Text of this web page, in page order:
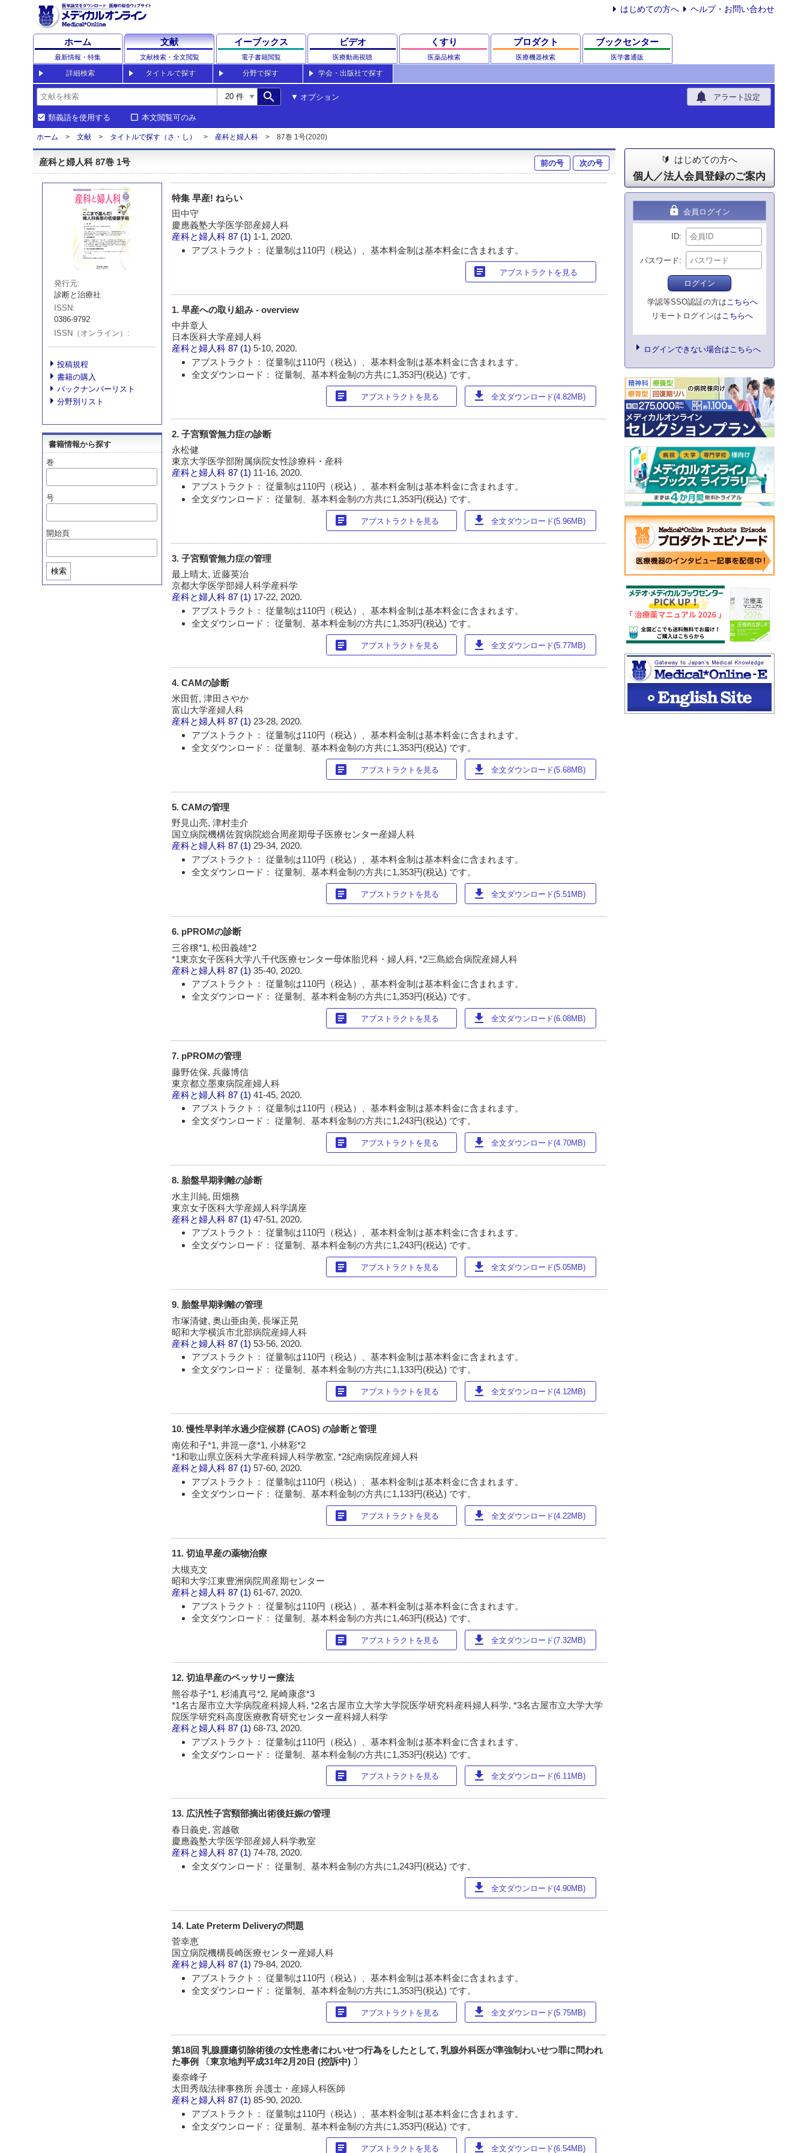
はじめての方へ ヘルプ・お問い合わせ
ホーム
最新情報・特集
文献
文献検索・全文閲覧
イーブックス
電子書籍閲覧
ビデオ
医療動画視聴
くすり
医薬品検索
プロダクト
医療機器検索
ブックセンター
医学書通販
詳細検索 タイトルで探す 分野で探す 学会・出版社で探す
search オプション notifications アラート設定
類義語を使用する 本文閲覧可のみ
ホーム 文献 タイトルで探す（さ・し） 産科と婦人科 87巻 1号(2020)
産科と婦人科 87巻 1号 前の号 次の号
発行元
診断と治療社
ISSN
0386-9792
ISSN（オンライン）
投稿規程
書籍の購入
バックナンバーリスト
分野別リスト
書籍情報から探す
巻
号
開始頁
検索
特集 早産! ねらい
田中守
慶應義塾大学医学部産婦人科
産科と婦人科 87 (1) 1-1, 2020.
アブストラクト： 従量制は110円（税込）、基本料金制は基本料金に含まれます。
article アブストラクトを見る
1. 早産への取り組み - overview
中井章人
日本医科大学産婦人科
産科と婦人科 87 (1)5-10, 2020.
アブストラクト： 従量制は110円（税込）、基本料金制は基本料金に含まれます。
全文ダウンロード： 従量制、基本料金制の方共に1,353円(税込) です。
article アブストラクトを見る download 全文ダウンロード(4.82MB)
2. 子宮頸管無力症の診断
永松健
東京大学医学部附属病院女性診療科・産科
産科と婦人科 87 (1) 11-16, 2020.
アブストラクト： 従量制は110円（税込）、基本料金制は基本料金に含まれます。
全文ダウンロード： 従量制、基本料金制の方共に1,353円(税込) です。
article アブストラクトを見る download 全文ダウンロード(5.96MB)
3. 子宮頸管無力症の管理
最上晴太, 近藤英治
京都大学医学部婦人科学産科学
産科と婦人科 87 (1) 17-22, 2020.
アブストラクト： 従量制は110円（税込）、基本料金制は基本料金に含まれます。
全文ダウンロード： 従量制、基本料金制の方共に1,353円(税込) です。
article アブストラクトを見る download 全文ダウンロード(5.77MB)
4. CAMの診断
米田哲, 津田さやか
富山大学産婦人科
産科と婦人科 87 (1) 23-28, 2020.
アブストラクト： 従量制は110円（税込）、基本料金制は基本料金に含まれます。
全文ダウンロード： 従量制、基本料金制の方共に1,353円(税込) です。
article アブストラクトを見る download 全文ダウンロード(5.68MB)
5. CAMの管理
野見山亮, 津村圭介
国立病院機構佐賀病院総合周産期母子医療センター産婦人科
産科と婦人科 87 (1)29-34, 2020.
アブストラクト： 従量制は110円（税込）、基本料金制は基本料金に含まれます。
全文ダウンロード： 従量制、基本料金制の方共に1,353円(税込) です。
article アブストラクトを見る download 全文ダウンロード(5.51MB)
6. pPROMの診断
三谷穣*1, 松田義雄*2
*1東京女子医科大学八千代医療センター母体胎児科・婦人科, *2三島総合病院産婦人科
産科と婦人科 87 (1)35-40, 2020.
アブストラクト： 従量制は110円（税込）、基本料金制は基本料金に含まれます。
全文ダウンロード： 従量制、基本料金制の方共に1,353円(税込) です。
article アブストラクトを見る download 全文ダウンロード(6.08MB)
7. pPROMの管理
藤野佐保, 兵藤博信
東京都立墨東病院産婦人科
産科と婦人科 87 (1)41-45, 2020.
アブストラクト： 従量制は110円（税込）、基本料金制は基本料金に含まれます。
全文ダウンロード： 従量制、基本料金制の方共に1,243円(税込) です。
article アブストラクトを見る download 全文ダウンロード(4.70MB)
8. 胎盤早期剥離の診断
水主川純, 田畑務
東京女子医科大学産婦人科学講座
産科と婦人科 87 (1)47-51, 2020.
アブストラクト： 従量制は110円（税込）、基本料金制は基本料金に含まれます。
全文ダウンロード： 従量制、基本料金制の方共に1,243円(税込) です。
article アブストラクトを見る download 全文ダウンロード(5.05MB)
9. 胎盤早期剥離の管理
市塚清健, 奥山亜由美, 長塚正晃
昭和大学横浜市北部病院産婦人科
産科と婦人科 87 (1)53-56, 2020.
アブストラクト： 従量制は110円（税込）、基本料金制は基本料金に含まれます。
全文ダウンロード： 従量制、基本料金制の方共に1,133円(税込) です。
article アブストラクトを見る download 全文ダウンロード(4.12MB)
10. 慢性早剥羊水過少症候群 (CAOS) の診断と管理
南佐和子*1, 井箟一彦*1, 小林彩*2
*1和歌山県立医科大学産科婦人科学教室, *2紀南病院産婦人科
産科と婦人科 87 (1)57-60, 2020.
アブストラクト： 従量制は110円（税込）、基本料金制は基本料金に含まれます。
全文ダウンロード： 従量制、基本料金制の方共に1,133円(税込) です。
article アブストラクトを見る download 全文ダウンロード(4.22MB)
11. 切迫早産の薬物治療
大槻克文
昭和大学江東豊洲病院周産期センター
産科と婦人科 87 (1)61-67, 2020.
アブストラクト： 従量制は110円（税込）、基本料金制は基本料金に含まれます。
全文ダウンロード： 従量制、基本料金制の方共に1,463円(税込) です。
article アブストラクトを見る download 全文ダウンロード(7.32MB)
12. 切迫早産のペッサリー療法
熊谷恭子*1, 杉浦真弓*2, 尾崎康彦*3
*1名古屋市立大学病院産科婦人科, *2名古屋市立大学大学院医学研究科産科婦人科学, *3名古屋市立大学大学
院医学研究科高度医療教育研究センター産科婦人科学
産科と婦人科 87 (1)68-73, 2020.
アブストラクト： 従量制は110円（税込）、基本料金制は基本料金に含まれます。
全文ダウンロード： 従量制、基本料金制の方共に1,353円(税込) です。
article アブストラクトを見る download 全文ダウンロード(6.11MB)
13. 広汎性子宮頸部摘出術後妊娠の管理
春日義史, 宮越敬
慶應義塾大学医学部産婦人科学教室
産科と婦人科 87 (1)74-78, 2020.
全文ダウンロード： 従量制、基本料金制の方共に1,243円(税込) です。
download 全文ダウンロード(4.90MB)
14. Late Preterm Deliveryの問題
菅幸恵
国立病院機構長崎医療センター産婦人科
産科と婦人科 87 (1)79-84, 2020.
アブストラクト： 従量制は110円（税込）、基本料金制は基本料金に含まれます。
全文ダウンロード： 従量制、基本料金制の方共に1,353円(税込) です。
article アブストラクトを見る download 全文ダウンロード(5.75MB)
第18回 乳腺腫瘍切除術後の女性患者にわいせつ行為をしたとして, 乳腺外科医が準強制わいせつ罪に問われ
た事例 〔東京地判平成31年2月20日 (控訴中) 〕
秦奈峰子
太田秀哉法律事務所 弁護士・産婦人科医師
産科と婦人科 87 (1)85-90, 2020.
アブストラクト： 従量制は110円（税込）、基本料金制は基本料金に含まれます。
全文ダウンロード： 従量制、基本料金制の方共に1,353円(税込) です。
article アブストラクトを見る download 全文ダウンロード(6.54MB)
はじめての方へ
個人／法人会員登録のご案内
lock 会員ログイン
ID
パスワード
ログイン
学認等SSO認証の方はこちらへ
リモートログインはこちらへ
ログインできない場合はこちらへ